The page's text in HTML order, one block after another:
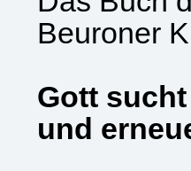
Beuroner
Gott
und